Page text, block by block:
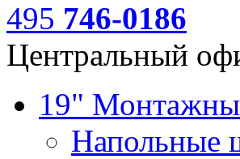
495 746-0186
Центральный
19"
Напольные